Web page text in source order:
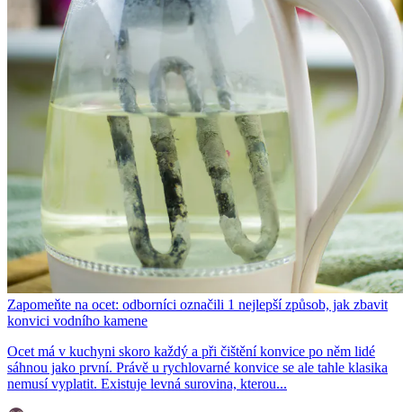
Zapomeňte na ocet: odborníci označili 1 nejlepší způsob, jak zbavit
konvici vodního kamene
Ocet má v kuchyni skoro každý a při čištění konvice po něm lidé
sáhnou jako první. Právě u rychlovarné konvice se ale tahle klasika
nemusí vyplatit. Existuje levná surovina, kterou...